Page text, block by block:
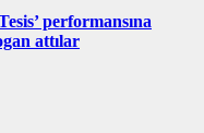
performansına
attılar